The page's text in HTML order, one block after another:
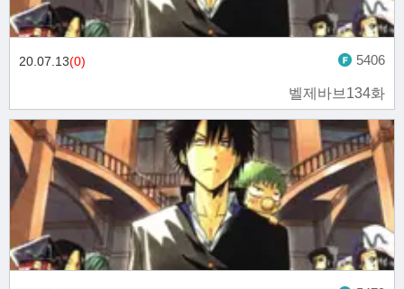
벨제바브134화
20.07.13(0) 5406